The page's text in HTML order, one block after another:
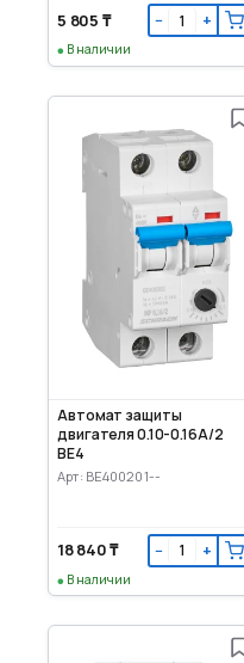
5 805 ₸ − +
В наличии
Автомат защиты
двигателя 0.10-0.16А/2
BE4
Арт: BE400201--
18 840 ₸ − +
В наличии